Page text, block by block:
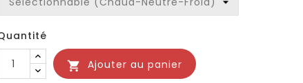
 Ajouter au panier